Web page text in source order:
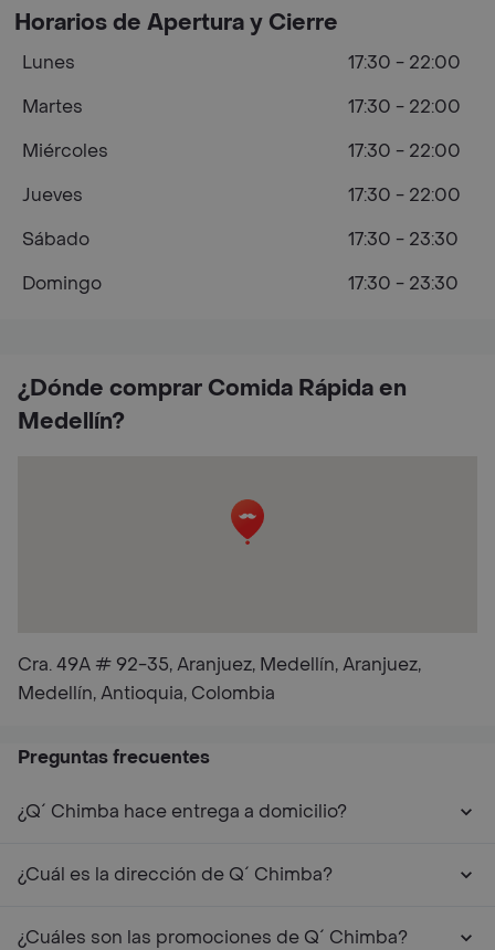
¿Dónde comprar Comida Rápida en
Medellín?
Cra. 49A # 92-35, Aranjuez, Medellín, Aranjuez,
Medellín, Antioquia, Colombia
Horarios de Apertura y Cierre
Lunes
17:30 - 22:00
Martes
17:30 - 22:00
Miércoles
17:30 - 22:00
Jueves
17:30 - 22:00
Sábado
17:30 - 23:30
Domingo
17:30 - 23:30
Preguntas frecuentes
¿Q´ Chimba hace entrega a domicilio?
¿Cuál es la dirección de Q´ Chimba?
¿Cuáles son las promociones de Q´ Chimba?